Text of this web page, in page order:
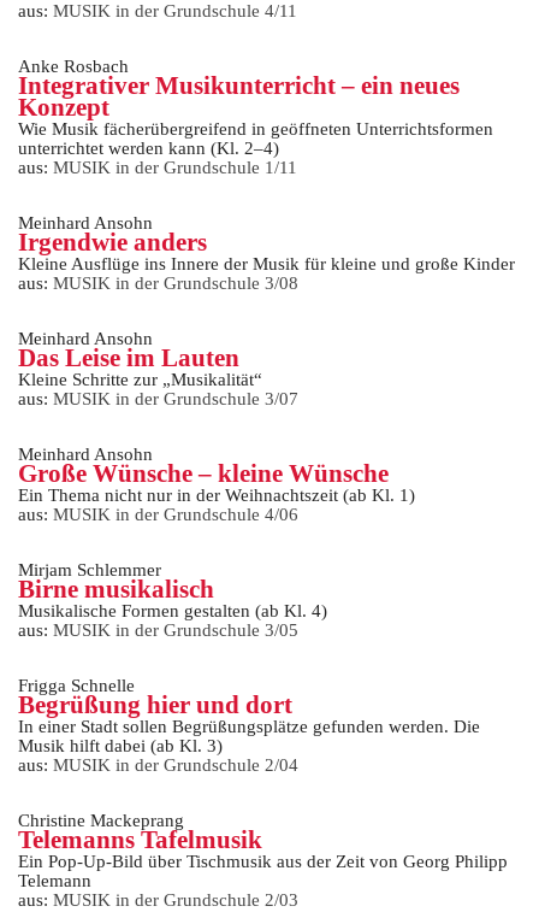
aus: MUSIK in der Grundschule 4/11
Anke Rosbach
Integrativer Musikunterricht – ein neues
Konzept
Wie Musik fächerübergreifend in geöffneten Unterrichtsformen
unterrichtet werden kann (Kl. 2–4)
aus: MUSIK in der Grundschule 1/11
Meinhard Ansohn
Irgendwie anders
Kleine Ausflüge ins Innere der Musik für kleine und große Kinder
aus: MUSIK in der Grundschule 3/08
Meinhard Ansohn
Das Leise im Lauten
Kleine Schritte zur „Musikalität“
aus: MUSIK in der Grundschule 3/07
Meinhard Ansohn
Große Wünsche – kleine Wünsche
Ein Thema nicht nur in der Weihnachtszeit (ab Kl. 1)
aus: MUSIK in der Grundschule 4/06
Mirjam Schlemmer
Birne musikalisch
Musikalische Formen gestalten (ab Kl. 4)
aus: MUSIK in der Grundschule 3/05
Frigga Schnelle
Begrüßung hier und dort
In einer Stadt sollen Begrüßungsplätze gefunden werden. Die
Musik hilft dabei (ab Kl. 3)
aus: MUSIK in der Grundschule 2/04
Christine Mackeprang
Telemanns Tafelmusik
Ein Pop-Up-Bild über Tischmusik aus der Zeit von Georg Philipp
Telemann
aus: MUSIK in der Grundschule 2/03